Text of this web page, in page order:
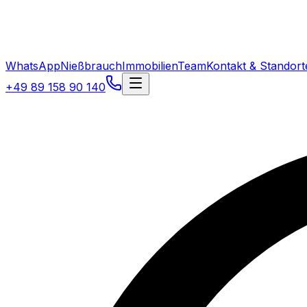
WhatsAppNießbrauchImmobilienTeamKontakt &
+49 89 158 90 140